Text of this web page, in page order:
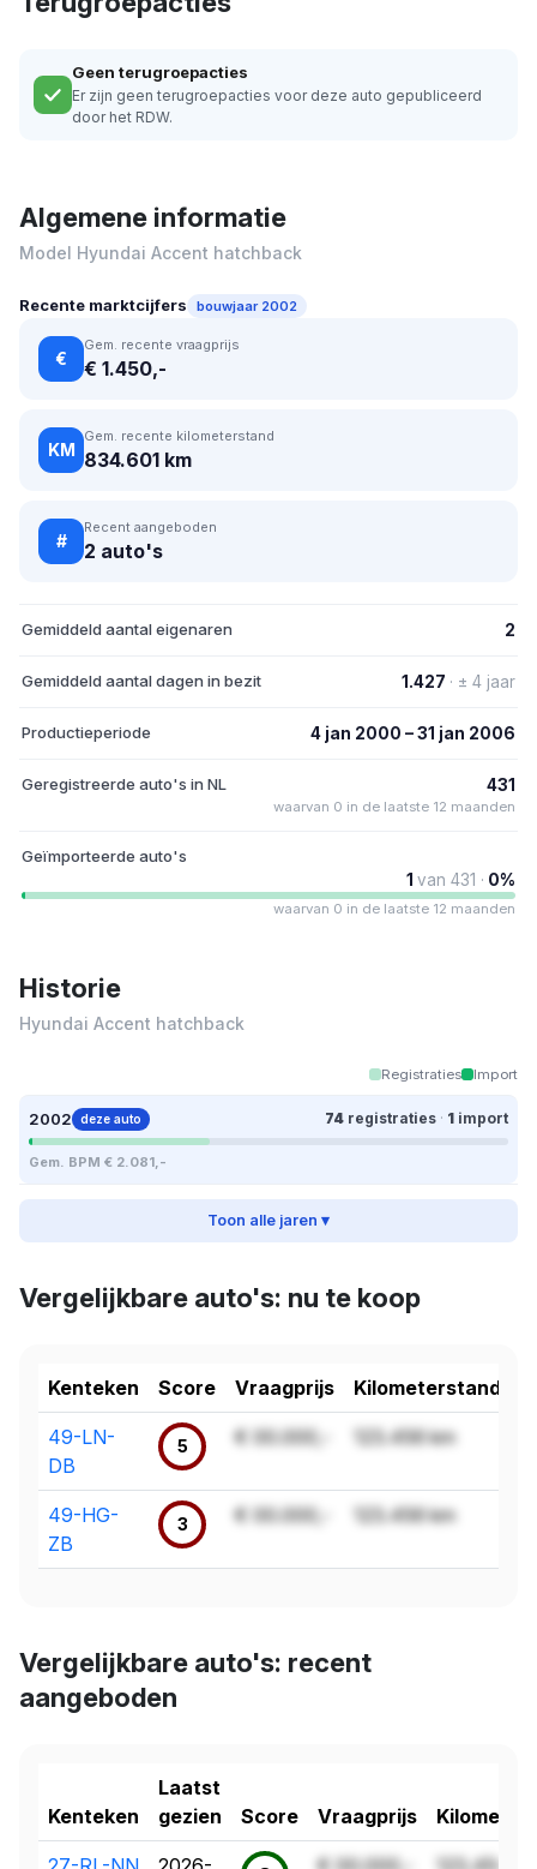
Geen terugroepacties
Er zijn geen terugroepacties voor deze auto gepubliceerd
door het RDW.
Algemene informatie
Model Hyundai Accent hatchback
Recente marktcijfers bouwjaar 2002
€
Gem. recente vraagprijs
€ 1.450,-
KM
Gem. recente kilometerstand
834.601 km
#
Recent aangeboden
2 auto's
Gemiddeld aantal eigenaren 2
Gemiddeld aantal dagen in bezit 1.427 · ± 4 jaar
Productieperiode 4 jan 2000 – 31 jan 2006
Geregistreerde auto's in NL 431
waarvan 0 in de laatste 12 maanden
Geïmporteerde auto's
1 van 431 · 0%
waarvan 0 in de laatste 12 maanden
Historie
Hyundai Accent hatchback
Registraties Import
2002 deze auto 74 registraties · 1 import
Gem. BPM € 2.081,-
Toon alle jaren ▾
Vergelijkbare auto's: nu te koop
Kenteken Score Vraagprijs Kilometerstand
49-LN-
DB
5 € 00.000,- 123.456 km
49-HG-
ZB
3 € 00.000,- 123.456 km
Vergelijkbare auto's: recent
aangeboden
Kenteken
Laatst
gezien
Score Vraagprijs